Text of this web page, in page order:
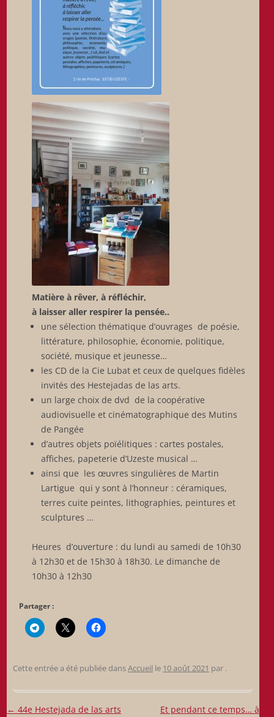
Matière à rêver, à réfléchir,
à laisser aller respirer la pensée..
une sélection thématique d’ouvrages de poésie,
littérature, philosophie, économie, politique,
société, musique et jeunesse…
les CD de la Cie Lubat et ceux de quelques fidèles
invités des Hestejadas de las arts.
un large choix de dvd de la coopérative
audiovisuelle et cinématographique des Mutins
de Pangée
d’autres objets poïélitiques : cartes postales,
affiches, papeterie d’Uzeste musical …
ainsi que les œuvres singulières de Martin
Lartigue qui y sont à l’honneur : céramiques,
terres cuite peintes, lithographies, peintures et
sculptures …
Heures d’ouverture : du lundi au samedi de 10h30
à 12h30 et de 15h30 à 18h30. Le dimanche de
10h30 à 12h30
Partager :
Cette entrée a été publiée dansAccueil le 10 août 2021 par .
Navigation
← 44e Hestejada de las arts
Et pendant ce temps… à